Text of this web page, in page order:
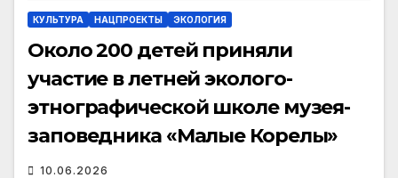
КУЛЬТУРА НАЦПРОЕКТЫ ЭКОЛОГИЯ
Около 200 детей приняли
участие в летней эколого-
этнографической школе музея-
заповедника «Малые Корелы»
10.06.2026